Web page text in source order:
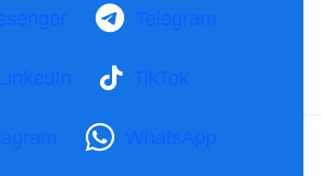
Telegram
LinkedIn TikTok
WhatsApp